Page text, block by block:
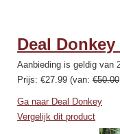
Deal
Aanbieding is geldig van
Prijs: €27.99 (van: €50.00
Ga naar Deal Donkey
Vergelijk dit product